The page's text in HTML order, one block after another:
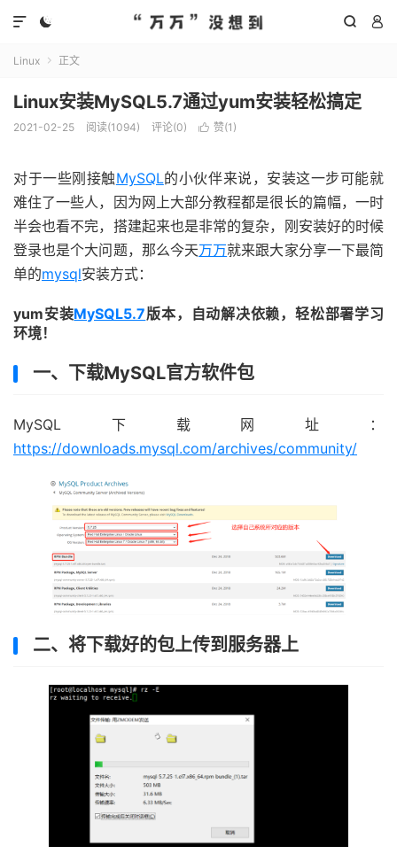
  

Linux  正文
Linux安装MySQL5.7通过yum安装轻松搞定
2021-02-25 阅读(1094) 评论(0)  赞(1 )
对于一些刚接触MySQL的小伙伴来说，安装这一步可能就
难住了一些人，因为网上大部分教程都是很长的篇幅，一时
半会也看不完，搭建起来也是非常的复杂，刚安装好的时候
登录也是个大问题，那么今天万万就来跟大家分享一下最简
单的mysql安装方式：
yum安装MySQL5.7版本，自动解决依赖，轻松部署学习
环境！
一、下载MySQL官方软件包
MySQL下载网址：
https://downloads.mysql.com/archives/community/
二、将下载好的包上传到服务器上